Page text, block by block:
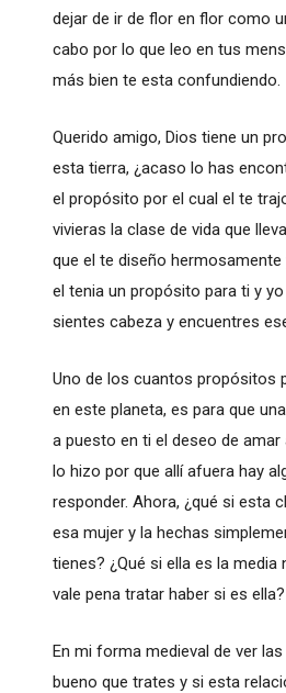
dejar de ir de flor en flor como
cabo por lo que leo en tus
más bien te esta confundiendo.
Querido amigo, Dios tiene un
esta tierra, ¿acaso lo has
el propósito por el cual el te
vivieras la clase de vida que
que el te diseño
el tenia un propósito para ti y
sientes cabeza y encuentres
Uno de los cuantos propósitos
en este planeta, es para que
a puesto en ti el deseo de amar
lo hizo por que allí afuera hay
responder. Ahora, ¿qué si esta
esa mujer y la hechas
tienes? ¿Qué si ella es la media
vale pena tratar haber si es ella?
En mi forma medieval de ver
bueno que trates y si esta